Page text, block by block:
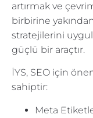
artırmak ve
birbirine
stratejilerini
güçlü bir araçtır.
İYS, SEO için
sahiptir:
Meta